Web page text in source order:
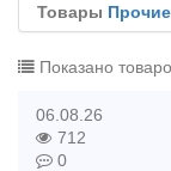
Товары
Показано
06.08.26
712
0